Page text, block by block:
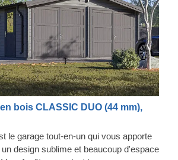
bois CLASSIC DUO (44 mm),
le garage tout-en-un qui vous apporte
un design sublime et beaucoup d'espace